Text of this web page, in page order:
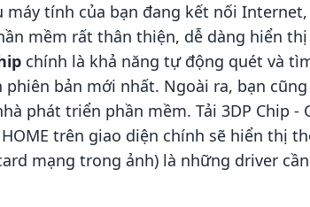
tính của bạn đang kết nối
mềm rất thân thiện, dễ dàng hiển
chính là khả năng tự động quét và
bản mới nhất. Ngoài ra, bạn
phát triển phần mềm. Tải 3DP Chip
trên giao diện chính sẽ hiển thị
mạng trong ảnh) là những driver